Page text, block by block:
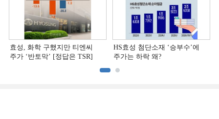
효성, 화학 구했지만 티엔씨
주가 ‘반토막’ [정답은 TSR]
HS효성 첨단소재 ‘승부수’에
주가는 하락 왜?